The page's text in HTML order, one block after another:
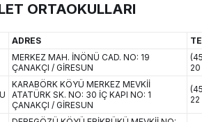
ORTAOKULLARI
ADRES
MERKEZ MAH. İNÖNÜ CAD. NO: 19
ÇANAKÇI / GİRESUN
KARABÖRK KÖYÜ MERKEZ MEVKİİ
ATATÜRK SK. NO: 30 İÇ KAPI NO: 1
ÇANAKÇI / GİRESUN